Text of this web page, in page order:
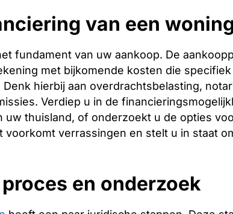
van een
fundament van uw aankoop. De
met bijkomende kosten die
hierbij aan overdrachtsbelasting,
Verdiep u in de
uw thuisland, of onderzoekt u de opties
voorkomt verrassingen en stelt u in staat
en onderzoek